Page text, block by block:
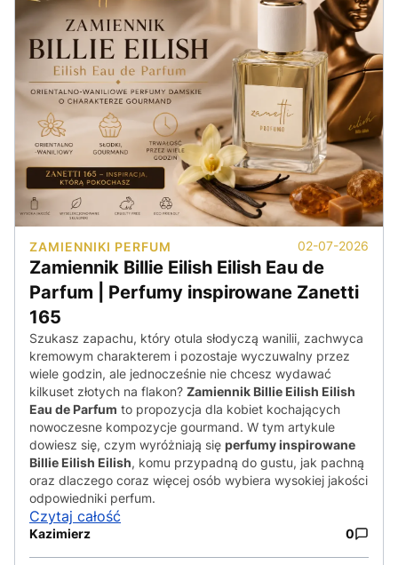
ZAMIENNIKI PERFUM 02-07-2026
Zamiennik Billie Eilish Eilish Eau de
Parfum | Perfumy inspirowane Zanetti
165
Szukasz zapachu, który otula słodyczą wanilii, zachwyca
kremowym charakterem i pozostaje wyczuwalny przez
wiele godzin, ale jednocześnie nie chcesz wydawać
kilkuset złotych na flakon? Zamiennik Billie Eilish Eilish
Eau de Parfum to propozycja dla kobiet kochających
nowoczesne kompozycje gourmand. W tym artykule
dowiesz się, czym wyróżniają się perfumy inspirowane
Billie Eilish Eilish, komu przypadną do gustu, jak pachną
oraz dlaczego coraz więcej osób wybiera wysokiej jakości
odpowiedniki perfum.
Czytaj całość
Kazimierz 0